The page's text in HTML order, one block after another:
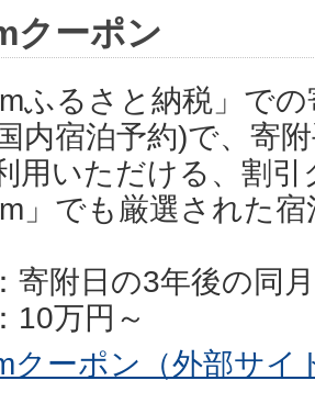
クーポン
ふるさと納税」で
内宿泊予約)で、寄
用いただける、割
」でも厳選された
寄附日の3年後の同
10万円～
クーポン（外部サイ